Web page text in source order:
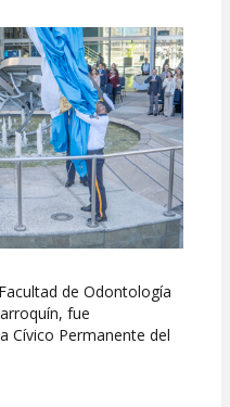
de Odontología
fue
Cívico Permanente del